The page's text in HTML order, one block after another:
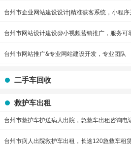
台州市企业网站建设设计|精准获客系统，小程序
台州市网站设计建设@小视频营销推广，服务可
台州市网站推广&专业网站建设开发，专业团队
二手车回收
救护车出租
台州市救护车护送病人出院，急救车出租咨询电
台州市病人出院救护车出租，长途120急救车租